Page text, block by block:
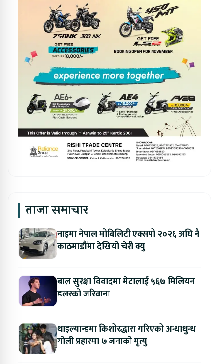
ताजा समाचार
नाइमा नेपाल मोबिलिटी एक्सपो २०२६ अघि नै
काठमाडौंमा देखियो चेरी क्यु
बाल सुरक्षा विवादमा मेटालाई ५६७ मिलियन
डलरको जरिवाना
थाइल्यान्डमा किशोरद्धारा गरिएको अन्धाधुन्ध
गोली प्रहारमा ७ जनाको मृत्यु